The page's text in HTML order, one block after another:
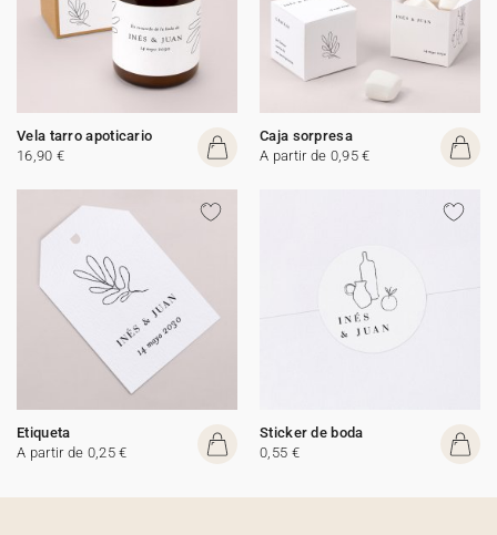
Vela tarro apoticario
16,90 €
Caja sorpresa
A partir de 0,95 €
Etiqueta
A partir de 0,25 €
Sticker de boda
0,55 €